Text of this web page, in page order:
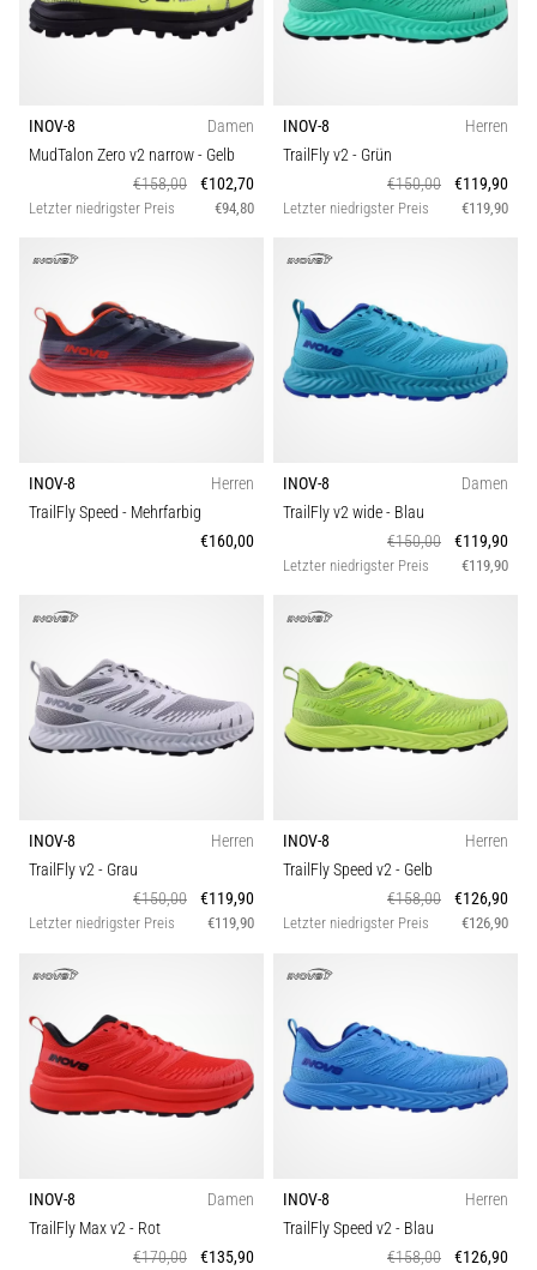
INOV-8
Damen
MudTalon Zero v2 narrow- Gelb
€158,00
€102,70
Letzter niedrigster Preis €94,80
INOV-8
Herren
TrailFly v2- Grün
€150,00
€119,90
Letzter niedrigster Preis €119,90
INOV-8
Herren
TrailFly Speed - Mehrfarbig
€160,00
INOV-8
Damen
TrailFly v2 wide- Blau
€150,00
€119,90
Letzter niedrigster Preis €119,90
INOV-8
Herren
TrailFly v2- Grau
€150,00
€119,90
Letzter niedrigster Preis €119,90
INOV-8
Herren
TrailFly Speed v2- Gelb
€158,00
€126,90
Letzter niedrigster Preis €126,90
INOV-8
Damen
TrailFly Max v2- Rot
€170,00
€135,90
INOV-8
Herren
TrailFly Speed v2- Blau
€158,00
€126,90